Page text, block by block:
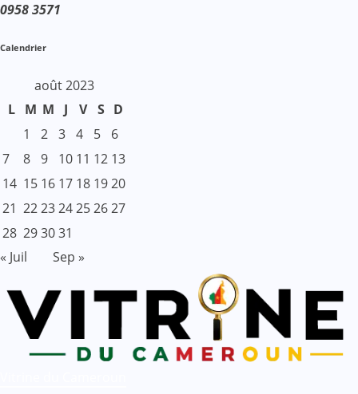
0958 3571
Calendrier
août 2023
L
M M J V S D
1
2 3 4 5
6
7
8 9 10 11 12 13
14 15 16 17 18 1920
21 222324252627
28 293031
« Juil
Sep »